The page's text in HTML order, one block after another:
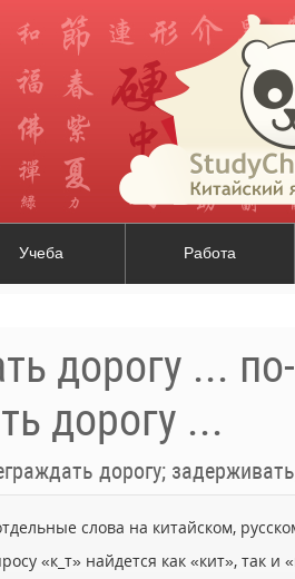
Учеба Работа
дорогу ...
дорогу ...
дорогу;
слова на китайском,
«к_т» найдется как «кит», так и